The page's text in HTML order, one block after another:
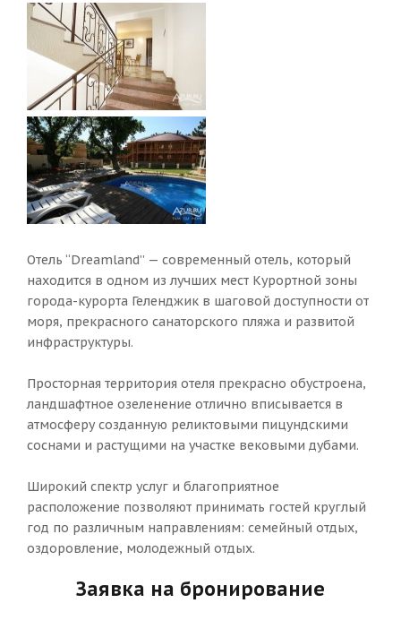
Отель “Dreamland” — современный отель, который
находится в одном из лучших мест Курортной зоны
города-курорта Геленджик в шаговой доступности от
моря, прекрасного санаторского пляжа и развитой
инфраструктуры.
Просторная территория отеля прекрасно обустроена,
ландшафтное озеленение отлично вписывается в
атмосферу созданную реликтовыми пицундскими
соснами и растущими на участке вековыми дубами.
Широкий спектр услуг и благоприятное
расположение позволяют принимать гостей круглый
год по различным направлениям: семейный отдых,
оздоровление, молодежный отдых.
Заявка на бронирование